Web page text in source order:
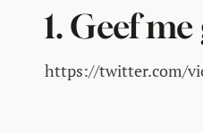
1. Geef
https://twitter.com/